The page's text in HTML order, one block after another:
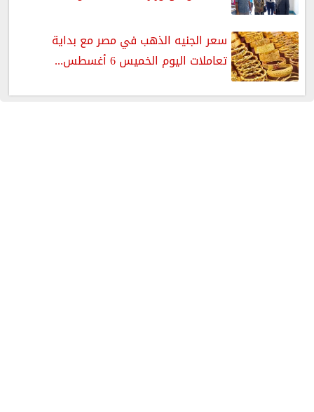
سعر الجنيه الذهب في مصر مع بداية
تعاملات اليوم الخميس 6 أغسطس...